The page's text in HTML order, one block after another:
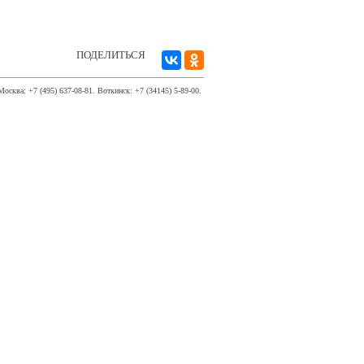
ПОДЕЛИТЬСЯ
+7 (495) 637-08-81. Воткинск: +7 (34145) 5-89-00.